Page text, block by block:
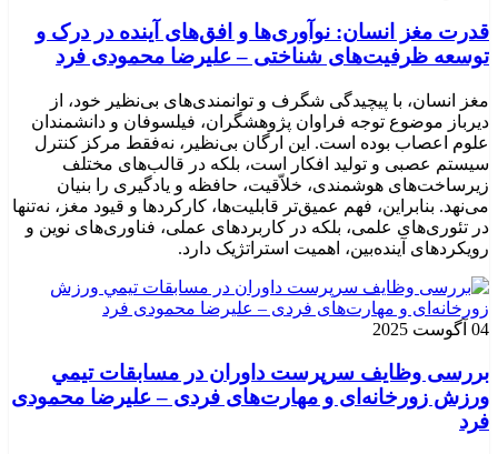
قدرت مغز انسان: نوآوری‌ها و افق‌های آینده در درک و
توسعه ظرفیت‌های شناختی – علیرضا محمودی فرد
مغز انسان، با پیچیدگی شگرف و توانمندی‌های بی‌نظیر خود، از
دیرباز موضوع توجه فراوان پژوهشگران، فیلسوفان و دانشمندان
علوم اعصاب بوده است. این ارگان بی‌نظیر، نه‌فقط مرکز کنترل
سیستم عصبی و تولید افکار است، بلکه در قالب‌های مختلف
زیرساخت‌های هوشمندی، خلاّقیت، حافظه و یادگیری را بنیان
می‌نهد. بنابراین، فهم عمیق‌تر قابلیت‌ها، کارکردها و قیود مغز، نه‌تنها
در تئوری‌های علمی، بلکه در کاربردهای عملی، فناوری‌های نوین و
رویکردهای آینده‌بین، اهمیت استراتژیک دارد.
04 آگوست 2025
بررسی وظايف سرپرست داوران در مسابقات تیمي
ورزش زورخانه‌ای و مهارت‌های فردی – علیرضا محمودی
فرد